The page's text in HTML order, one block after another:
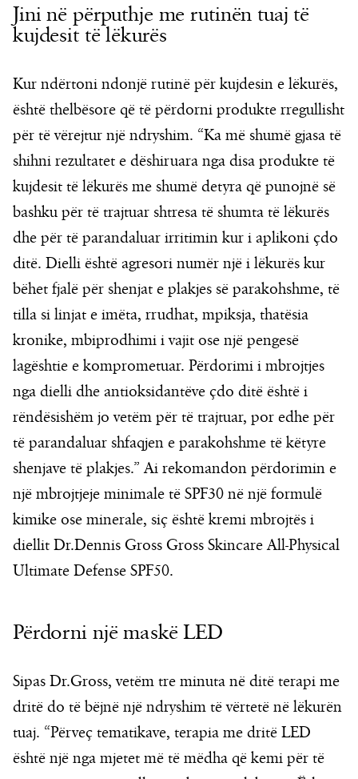
Jini në përputhje me rutinën tuaj të
kujdesit të lëkurës
Kur ndërtoni ndonjë rutinë për kujdesin e lëkurës,
është thelbësore që të përdorni produkte rregullisht
për të vërejtur një ndryshim. “Ka më shumë gjasa të
shihni rezultatet e dëshiruara nga disa produkte të
kujdesit të lëkurës me shumë detyra që punojnë së
bashku për të trajtuar shtresa të shumta të lëkurës
dhe për të parandaluar irritimin kur i aplikoni çdo
ditë. Dielli është agresori numër një i lëkurës kur
bëhet fjalë për shenjat e plakjes së parakohshme, të
tilla si linjat e imëta, rrudhat, mpiksja, thatësia
kronike, mbiprodhimi i vajit ose një pengesë
lagështie e komprometuar. Përdorimi i mbrojtjes
nga dielli dhe antioksidantëve çdo ditë është i
rëndësishëm jo vetëm për të trajtuar, por edhe për
të parandaluar shfaqjen e parakohshme të këtyre
shenjave të plakjes.” Ai rekomandon përdorimin e
një mbrojtjeje minimale të SPF30 në një formulë
kimike ose minerale, siç është kremi mbrojtës i
diellit Dr.Dennis Gross Gross Skincare All-Physical
Ultimate Defense SPF50.
Përdorni një maskë LED
Sipas Dr.Gross, vetëm tre minuta në ditë terapi me
dritë do të bëjnë një ndryshim të vërtetë në lëkurën
tuaj. “Përveç tematikave, terapia me dritë LED
është një nga mjetet më të mëdha që kemi për të